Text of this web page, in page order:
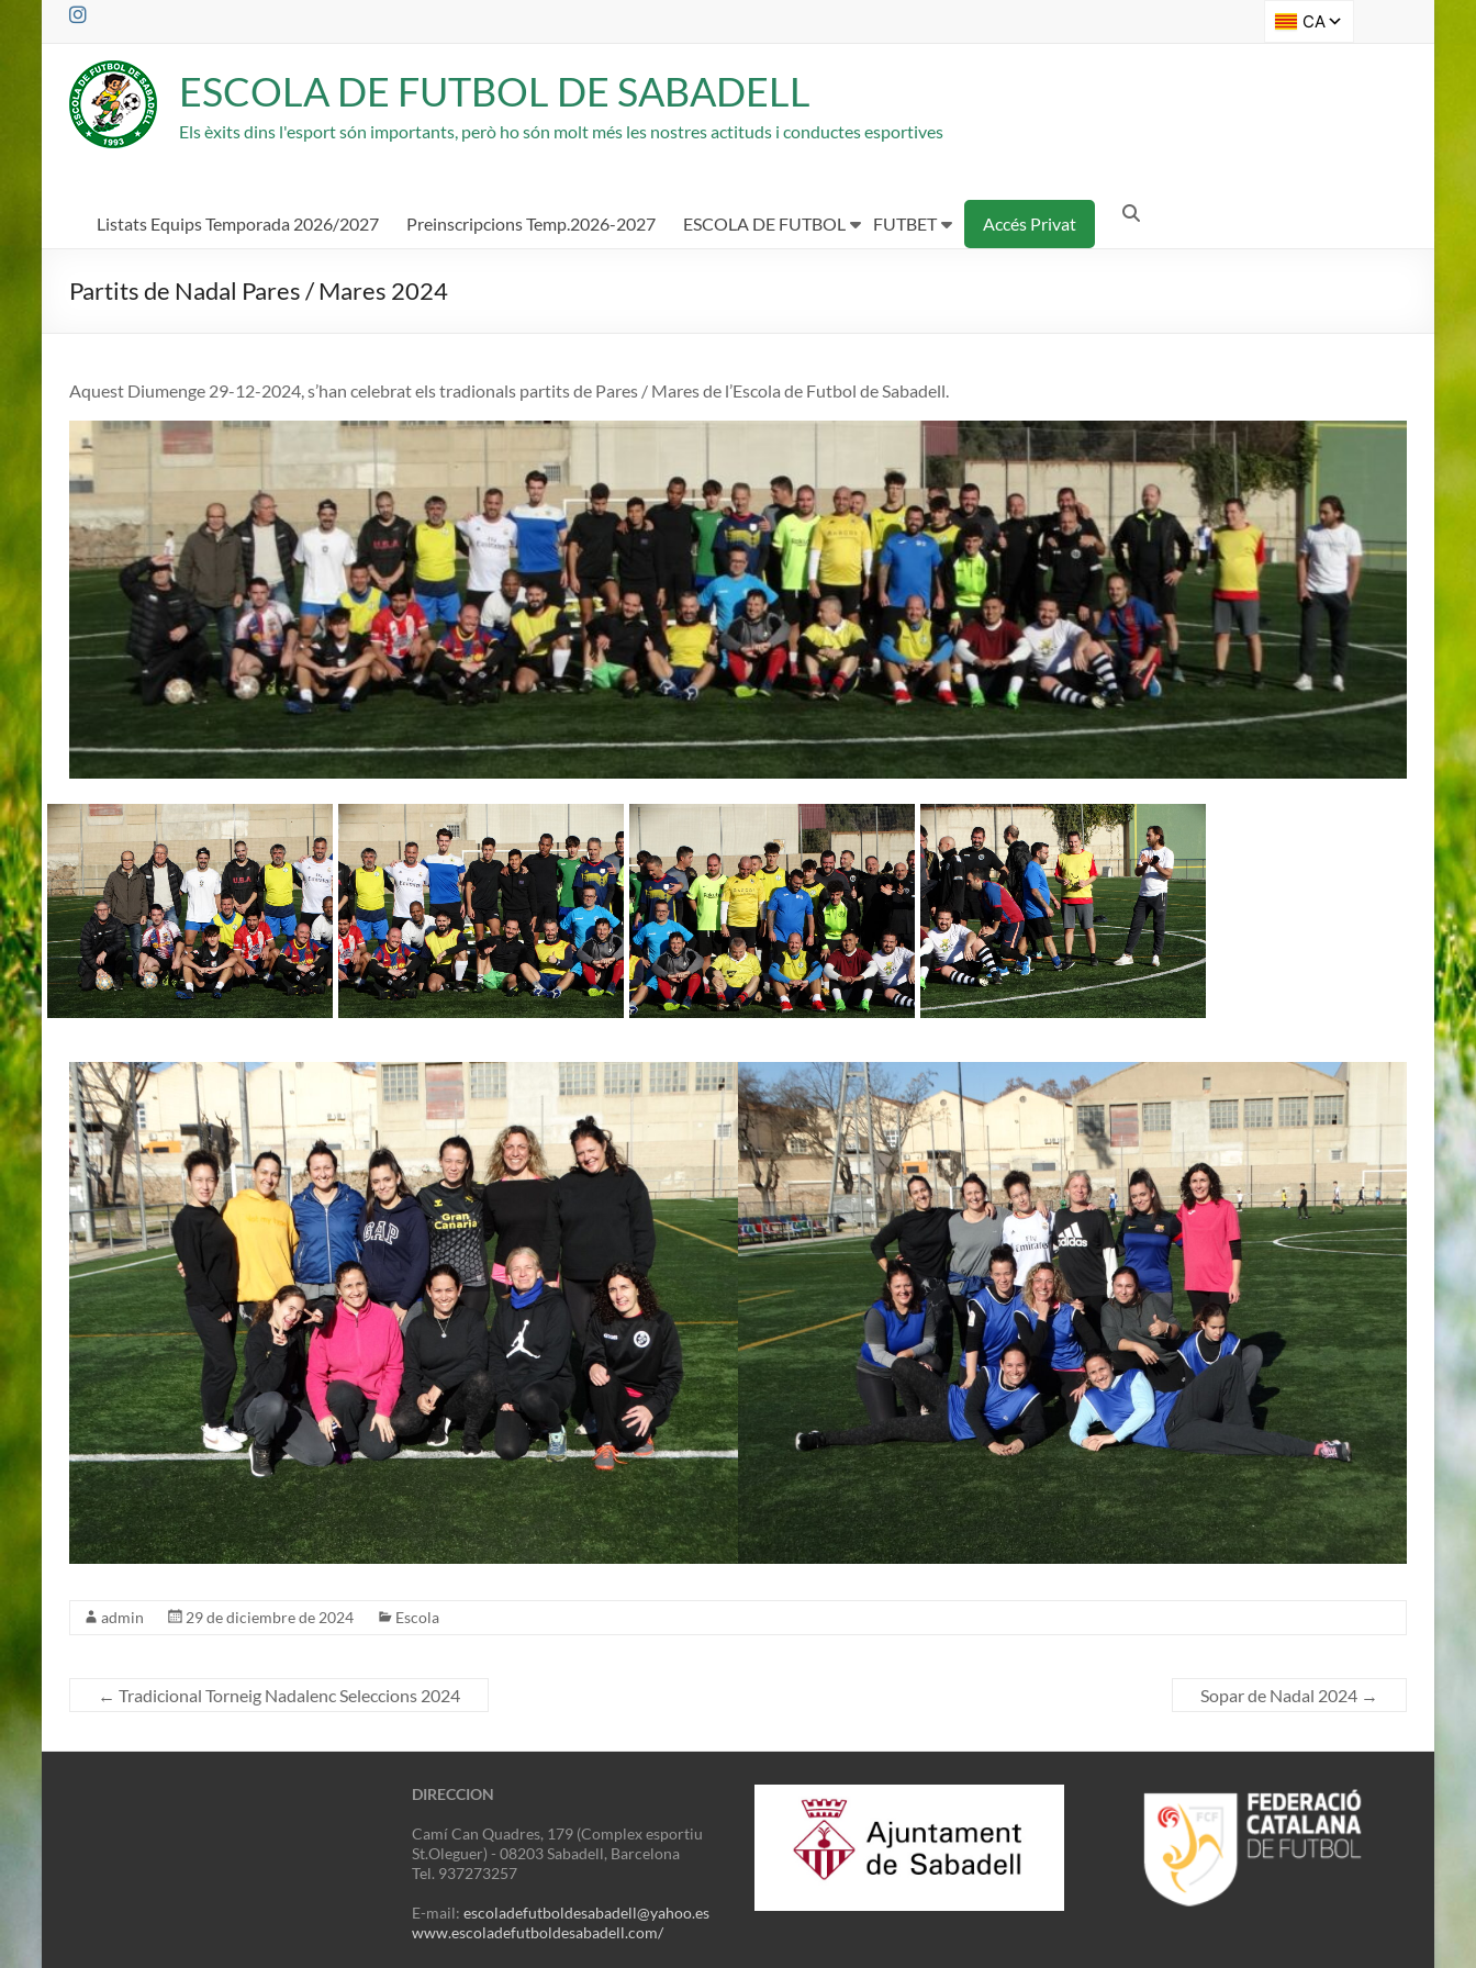
Saltar
ESCOLA DE FUTBOL DE SABADELL
Els èxits dins l'esport són importants, però ho són molt més les nostres actituds i conductes esportives
Listats Equips Temporada 2026/2027 Preinscripcions Temp.2026-2027 ESCOLA DE FUTBOL FUTBET Accés Privat
Partits de Nadal Pares / Mares 2024
Aquest Diumenge 29-12-2024, s’han celebrat els tradionals partits de Pares / Mares de l’Escola de Futbol de Sabadell.
admin 29 de diciembre de 2024 Escola
← Tradicional Torneig Nadalenc Seleccions 2024 Sopar de Nadal 2024 →
DIRECCION
Camí Can Quadres, 179 (Complex esportiu
St.Oleguer) - 08203 Sabadell, Barcelona
Tel. 937273257
E-mail: escoladefutboldesabadell@yahoo.es
www.escoladefutboldesabadell.com/